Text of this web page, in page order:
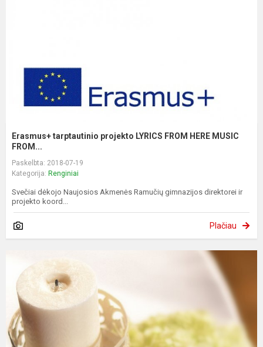
Erasmus+ tarptautinio projekto LYRICS FROM HERE MUSIC
FROM...
Paskelbta: 2018-07-19
Kategorija: Renginiai
Svečiai dėkojo Naujosios Akmenės Ramučių gimnazijos direktorei ir
projekto koord...
Plačiau